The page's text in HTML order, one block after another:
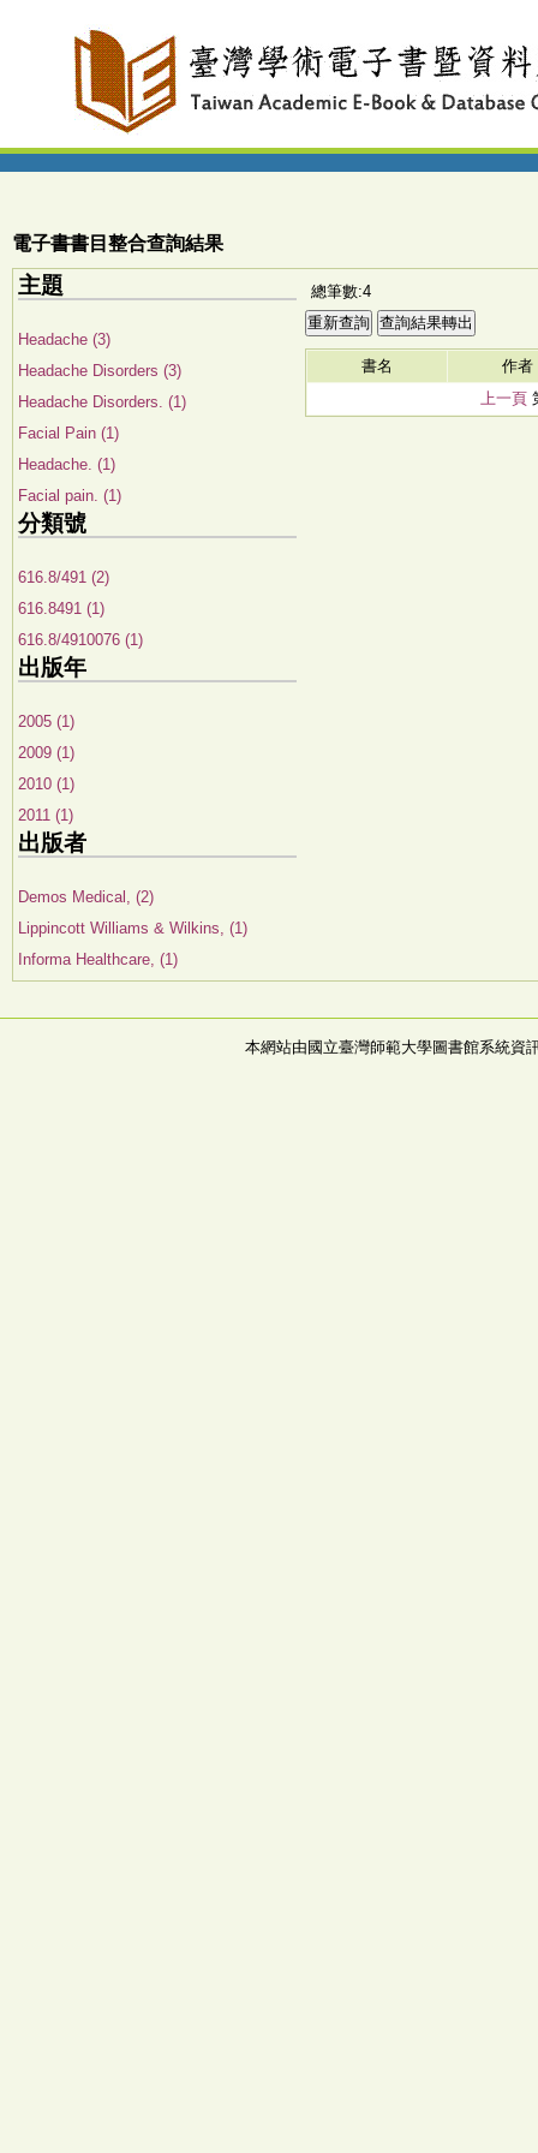
電子書書目整合查詢結果
主題
Headache (3)
Headache Disorders (3)
Headache Disorders. (1)
Facial Pain (1)
Headache. (1)
Facial pain. (1)
分類號
616.8/491 (2)
616.8491 (1)
616.8/4910076 (1)
出版年
2005 (1)
2009 (1)
2010 (1)
2011 (1)
出版者
Demos Medical, (2)
Lippincott Williams & Wilkins, (1)
Informa Healthcare, (1)
總筆數:4
書名
作者
上一頁
本網站由國立臺灣師範大學圖書館系統資